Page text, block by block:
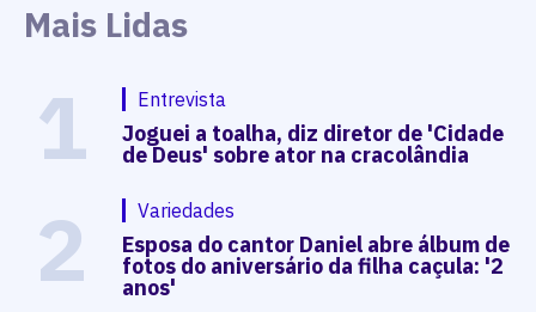
Mais Lidas
1 Entrevista
Joguei a toalha, diz diretor de 'Cidade
de Deus' sobre ator na cracolândia
2 Variedades
Esposa do cantor Daniel abre álbum de
fotos do aniversário da filha caçula: '2
anos'